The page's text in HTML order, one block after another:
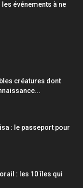
événements à ne
créatures dont
: le passeport pour
: les 10 îles qui